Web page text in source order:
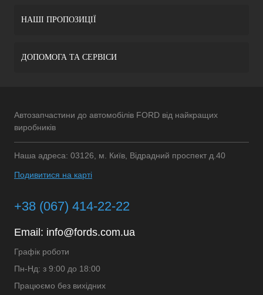
НАШІ ПРОПОЗИЦІЇ
ДОПОМОГА ТА СЕРВІСИ
Автозапчастини до автомобілів FORD від найкращих
виробників
Наша адреса: 03126, м. Київ, Відрадний проспект д.40
Подивитися на карті
+38 (067) 414-22-22
Email: info@fords.com.ua
Графік роботи
Пн-Нд: з 9:00 до 18:00
Працюємо без вихідних